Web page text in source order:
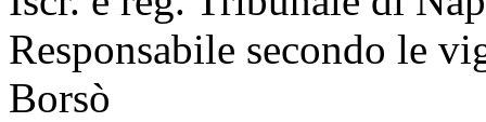
Responsabile secondo le
Borsò